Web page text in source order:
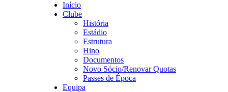
Início
Clube
História
Estádio
Estrutura
Hino
Documentos
Novo Sócio/Renovar Quotas
Passes de Época
Equipa